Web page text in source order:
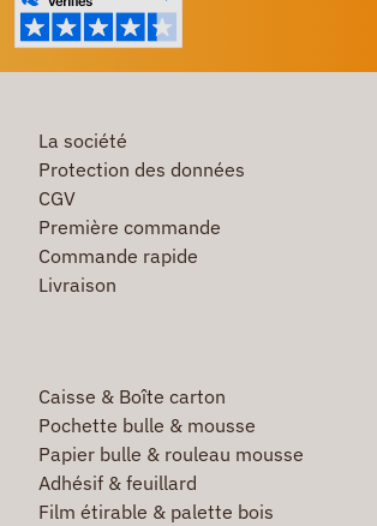
La société
Protection des données
CGV
Première commande
Commande rapide
Livraison
Caisse & Boîte carton
Pochette bulle & mousse
Papier bulle & rouleau mousse
Adhésif & feuillard
Film étirable & palette bois